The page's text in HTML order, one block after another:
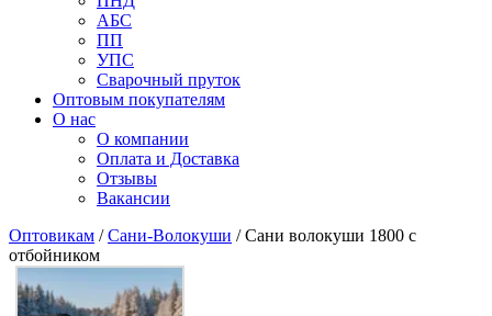
АБС
ПП
УПС
Сварочный пруток
Оптовым покупателям
О нас
О компании
Оплата и Доставка
Отзывы
Вакансии
Оптовикам /Сани-Волокуши / Сани волокуши 1800 с
отбойником